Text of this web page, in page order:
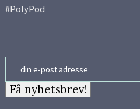
#PolyPod
Få nyhetsbrev!